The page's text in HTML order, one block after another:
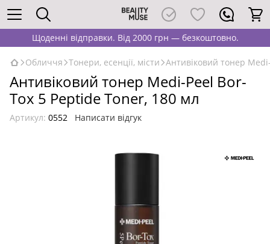
Щоденні відправки. Від 2000 грн — безкоштовно.
Обличчя Тонери, есенції, місти Антивіковий тонер
Антивіковий тонер Medi-Peel Bor-
Tox 5 Peptide Toner, 180 мл
Артикул: 0552 Написати відгук